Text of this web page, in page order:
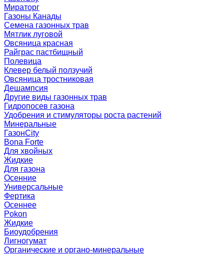
Мираторг
Газоны Канады
Семена газонных трав
Мятлик луговой
Овсяница красная
Райграс пастбищный
Полевица
Клевер белый ползучий
Овсяница тростниковая
Дешампсия
Другие виды газонных трав
Гидропосев газона
Удобрения и стимуляторы роста растений
Минеральные
ГазонCity
Bona Forte
Для хвойных
Жидкие
Для газона
Осенние
Универсальные
Фертика
Осеннее
Pokon
Жидкие
Биоудобрения
Лигногумат
Органические и органо-минеральные